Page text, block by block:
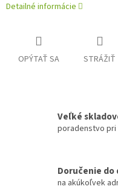
Detailné informácie
OPÝTAŤ SA STRÁŽIŤ
Veľké
poradenstvo
Doručenie do
na akúkoľvek